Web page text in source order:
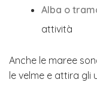
Alba o
attività
Anche le maree
le velme e attira gli